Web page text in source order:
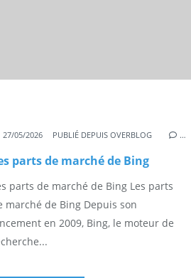
INTERNET FRANCE
27/05/2026 PUBLIÉ DEPUIS OVERBLOG …
parts de marché de Bing
parts de marché de Bing Les parts
marché de Bing Depuis son
en 2009, Bing, le moteur de